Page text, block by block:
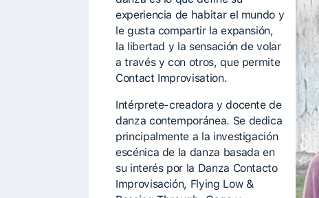
experiencia de habitar el mundo y
le gusta compartir la expansión,
la libertad y la sensación de volar
a través y con otros, que permite
Contact Improvisation.
Intérprete-creadora y docente de
danza contemporánea. Se dedica
principalmente a la investigación
escénica de la danza basada en
su interés por la Danza Contacto
Improvisación, Flying Low &